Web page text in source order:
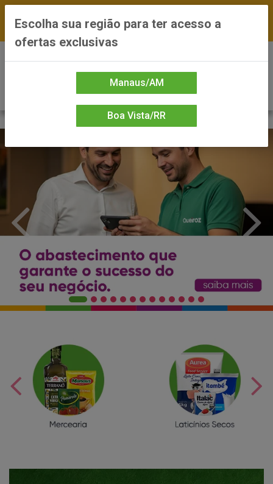
*Preços exclusivos do site — Entrega em até 24h
Escolha sua região para ter acesso a
ofertas exclusivas
Manaus/AM
Boa Vista/RR